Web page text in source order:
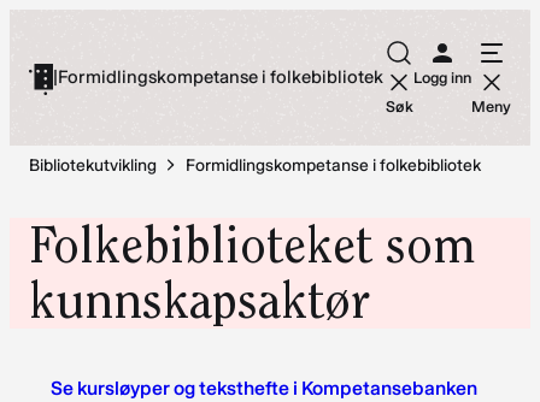
innhold
|Formidlingskompetanse i folkebibliotek
Søk
Logg inn
Meny
Bibliotekutvikling Formidlingskompetanse i folkebibliotek
Folkebiblioteket som
kunnskapsaktør
Se kursløyper og teksthefte i Kompetansebanken